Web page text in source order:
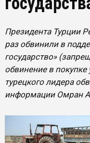
Президента Турции
раз обвинили в
государство»
обвинение в
турецкого лидера
информации Омран